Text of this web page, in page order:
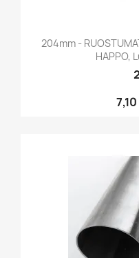
204mm -
HAPPO,